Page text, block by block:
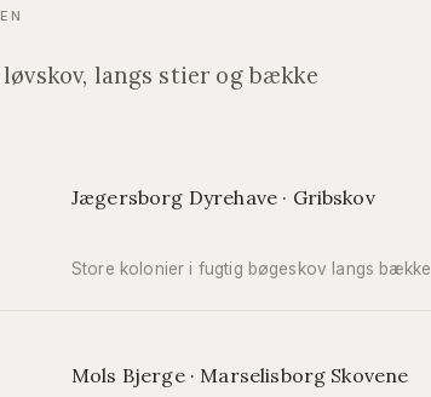
langs stier og bække
Jægersborg Dyrehave · Gribskov
Store kolonier i fugtig bøgeskov langs bække
Mols Bjerge · Marselisborg Skovene